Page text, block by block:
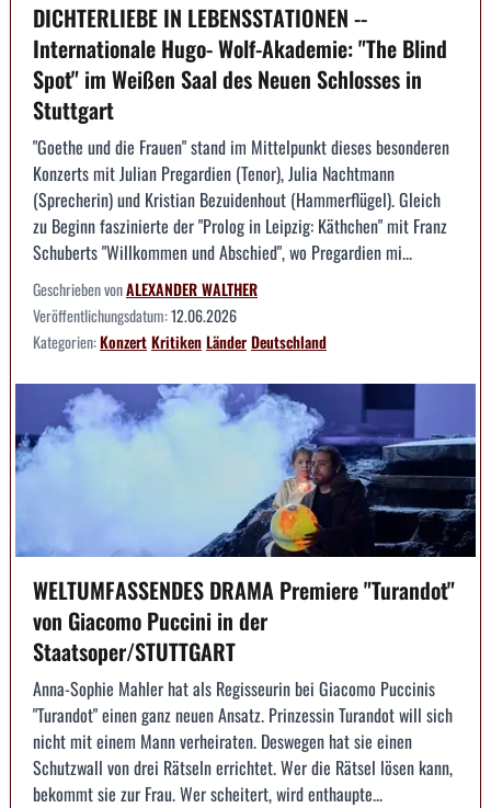
DICHTERLIEBE IN LEBENSSTATIONEN --
Internationale Hugo- Wolf-Akademie: "The Blind
Spot" im Weißen Saal des Neuen Schlosses in
Stuttgart
"Goethe und die Frauen" stand im Mittelpunkt dieses besonderen
Konzerts mit Julian Pregardien (Tenor), Julia Nachtmann
(Sprecherin) und Kristian Bezuidenhout (Hammerflügel). Gleich
zu Beginn faszinierte der "Prolog in Leipzig: Käthchen" mit Franz
Schuberts "Willkommen und Abschied", wo Pregardien mi...
Geschrieben vonALEXANDER WALTHER
Veröffentlichungsdatum:12.06.2026
Kategorien:KonzertKritikenLänderDeutschland
WELTUMFASSENDES DRAMA Premiere "Turandot"
von Giacomo Puccini in der
Staatsoper/STUTTGART
Anna-Sophie Mahler hat als Regisseurin bei Giacomo Puccinis
"Turandot" einen ganz neuen Ansatz. Prinzessin Turandot will sich
nicht mit einem Mann verheiraten. Deswegen hat sie einen
Schutzwall von drei Rätseln errichtet. Wer die Rätsel lösen kann,
bekommt sie zur Frau. Wer scheitert, wird enthaupte...